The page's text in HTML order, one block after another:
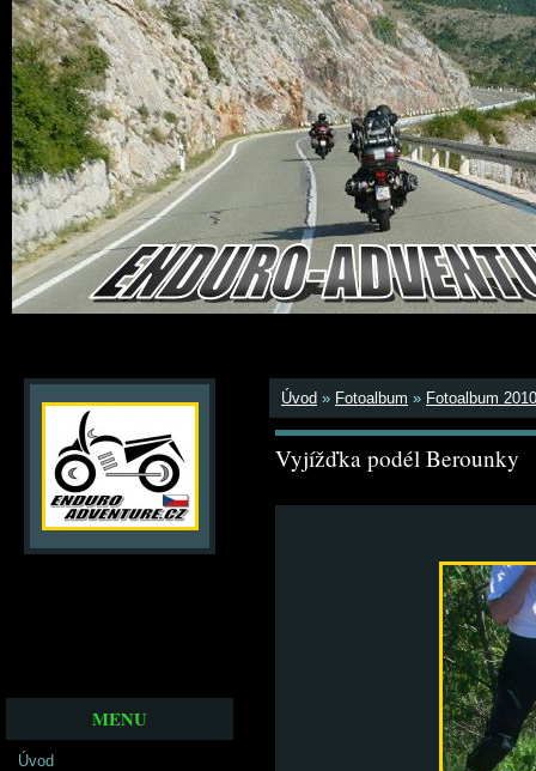
MENU
Úvod
Úvod » Fotoalbum » Fotoalbum 2010
Vyjížďka podél Berounky